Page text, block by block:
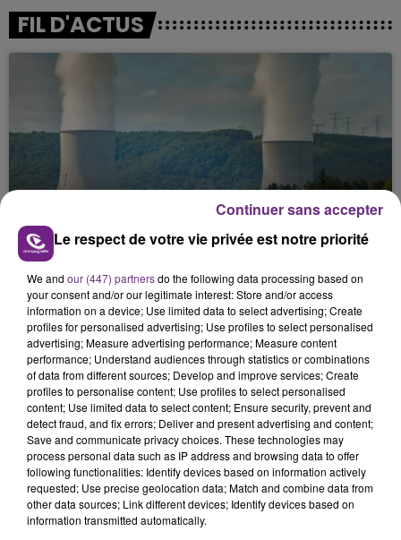
FIL D'ACTUS
LA CENTRALE NUCLÉAIRE DE CHOOZ
TOUJOURS À L'ARRÊT
Cela fait déjà une semaine que la centrale
nucléaire ardennaise est à l'arrêt. Une situation
justifiée par la sécheresse intense qui est toujours
présente.
LE MAGASIN JOUÉCLUB DE REIMS FERME
SES PORTES
C'était l'une des institutions du centre-ville
rémois. Le magasin JouéClub est contraint de
fermer ses portes.
Le respect de votre vie privée est notre priorité
We and our (447) partnersdo the following data processing based on
your consent and/or our legitimate interest: Store and/or access
information on a device; Use limited data to select advertising; Create
profiles for personalised advertising; Use profiles to select personalised
advertising; Measure advertising performance; Measure content
performance; Understand audiences through statistics or combinations
of data from different sources; Develop and improve services; Create
profiles to personalise content; Use profiles to select personalised
content; Use limited data to select content; Ensure security, prevent and
detect fraud, and fix errors; Deliver and present advertising and content;
Save and communicate privacy choices. These technologies may
process personal data such as IP address and browsing data to offer
following functionalities: Identify devices based on information actively
requested; Use precise geolocation data; Match and combine data from
other data sources; Link different devices; Identify devices based on
information transmitted automatically.
Continuer sans accepter